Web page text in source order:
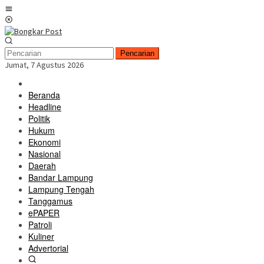
Loncat
ke
konten
Pencarian
Jumat, 7 Agustus 2026
Beranda
Headline
Politik
Hukum
Ekonomi
Nasional
Daerah
Bandar Lampung
Lampung Tengah
Tanggamus
ePAPER
Patroli
Kuliner
Advertorial